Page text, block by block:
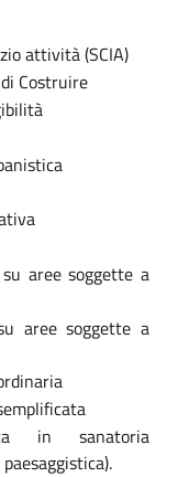
attività (SCIA)
Costruire
aree soggette a
aree soggette a
in sanatoria